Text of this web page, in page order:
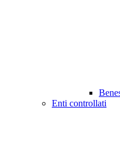
Enti controllati